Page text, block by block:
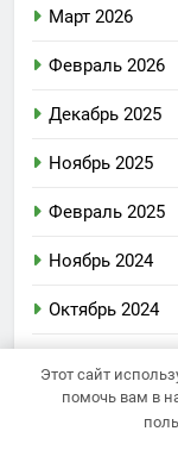
Март 2026
Февраль 2026
Декабрь 2025
Ноябрь 2025
Февраль 2025
Ноябрь 2024
Октябрь 2024
Август 2024
Этот сайт
помочь вам в